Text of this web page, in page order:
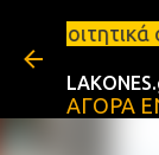
προς
ΑΓΟΡΑ